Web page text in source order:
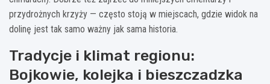
przydrożnych krzyży — często stoją w miejscach, gdzie widok na
dolinę jest tak samo ważny jak sama historia.
Tradycje i klimat regionu:
Bojkowie, kolejka i bieszczadzka